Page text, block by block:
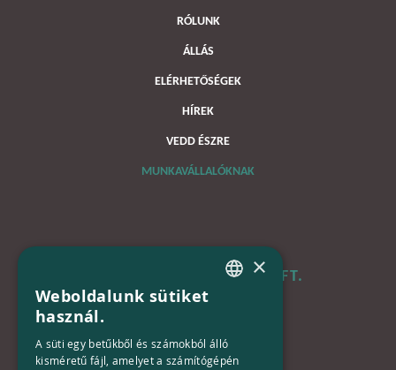
RÓLUNK
ÁLLÁS
ELÉRHETŐSÉGEK
HÍREK
VEDD ÉSZRE
MUNKAVÁLLALÓKNAK
B+N MAGYARORSZÁG KFT.
1133 Budapest,
Váci út 116-118.
×
Weboldalunk sütiket
használ.
A süti egy betűkből és számokból álló
kisméretű fájl, amelyet a számítógépén